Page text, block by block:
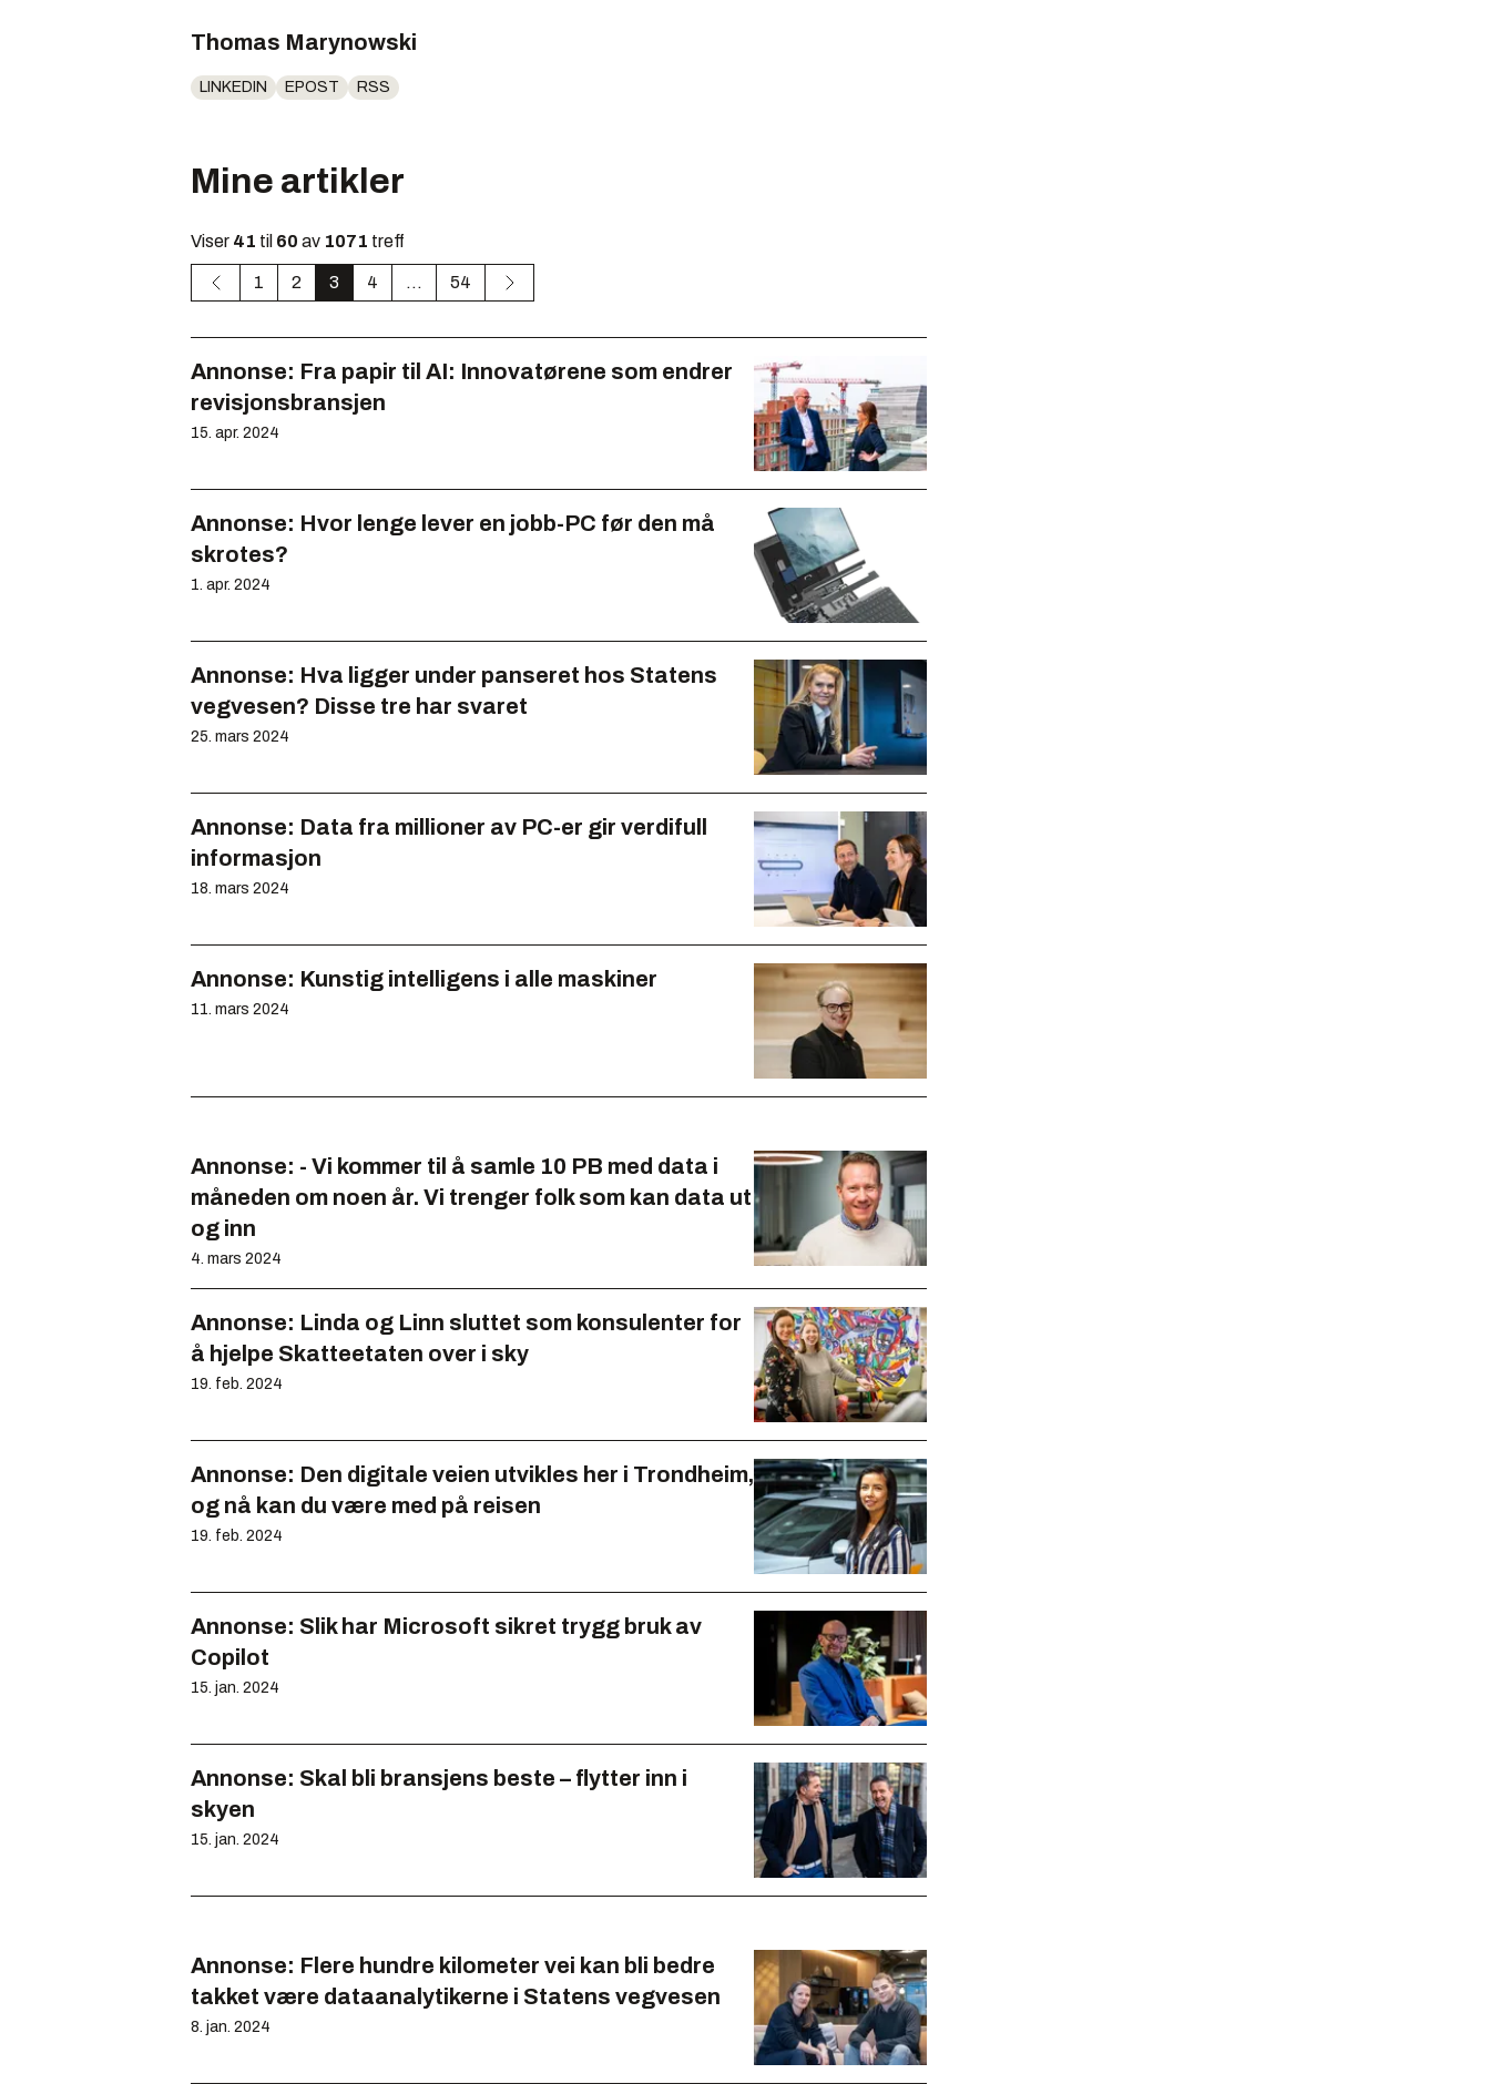
Thomas Marynowski
LINKEDIN EPOST RSS
Mine artikler
Viser 41 til 60 av 1071 treff
1 2 3 4 ... 54
Annonse: Fra papir til AI: Innovatørene som endrer
revisjonsbransjen
15. apr. 2024
Annonse: Hvor lenge lever en jobb-PC før den må
skrotes?
1. apr. 2024
Annonse: Hva ligger under panseret hos Statens
vegvesen? Disse tre har svaret
25. mars 2024
Annonse: Data fra millioner av PC-er gir verdifull
informasjon
18. mars 2024
Annonse: Kunstig intelligens i alle maskiner
11. mars 2024
Annonse: - Vi kommer til å samle 10 PB med data i
måneden om noen år. Vi trenger folk som kan data ut
og inn
4. mars 2024
Annonse: Linda og Linn sluttet som konsulenter for
å hjelpe Skatteetaten over i sky
19. feb. 2024
Annonse: Den digitale veien utvikles her i Trondheim,
og nå kan du være med på reisen
19. feb. 2024
Annonse: Slik har Microsoft sikret trygg bruk av
Copilot
15. jan. 2024
Annonse: Skal bli bransjens beste – flytter inn i
skyen
15. jan. 2024
Annonse: Flere hundre kilometer vei kan bli bedre
takket være dataanalytikerne i Statens vegvesen
8. jan. 2024